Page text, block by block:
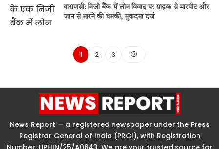
वाराणसी: निजी बैंक में लोन विवाद पर ग्राहक से मारपीट और
जान से मारने की धमकी, मुकदमा दर्ज
1 2 3
News Report — a registered newspaper under the Press
Registrar General of India (PRGI), with Registration